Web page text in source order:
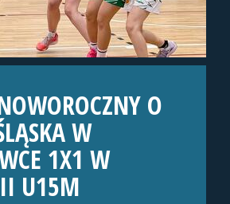
O
W
1X1 W
U15M